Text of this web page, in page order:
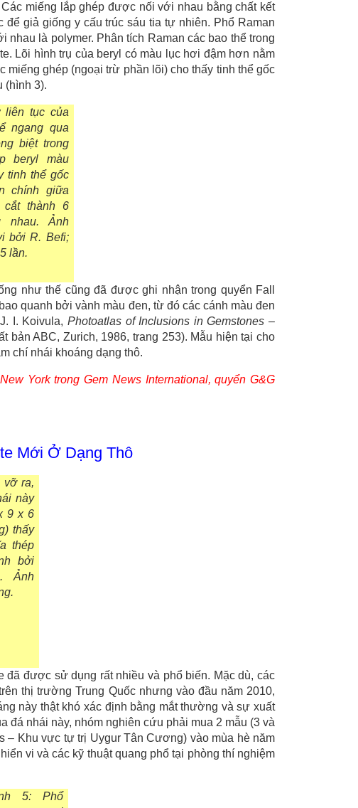
miếng lắp ghép được nối với nhau bằng chất kết
giả giống y cấu trúc sáu tia tự nhiên. Phổ Raman
là polymer. Phân tích Raman các bao thể trong
Lõi hình trụ của beryl có màu lục hơi đậm hơn nằm
ghép (ngoại trừ phần lõi) cho thấy tinh thể gốc
(hình 3).
liên tục của
ngang qua
biệt trong
beryl màu
tinh thể gốc
chính giữa
thành 6
nhau. Ảnh
bởi R. Befi;
lần.
như thế cũng đã được ghi nhận trong quyển Fall
quanh bởi vành màu đen, từ đó các cánh màu đen
I. Koivula,Photoatlas of Inclusions in Gemstones –
bản ABC, Zurich, 1986, trang 253). Mẫu hiện tại cho
chí nhái khoáng dạng thô.
York trong Gem News International, quyển G&G
Mới Ở Dạng Thô
vỡ ra,
này
9 x 6
thấy
thép
bởi
Ảnh
đã được sử dụng rất nhiều và phổ biến. Mặc dù, các
thị trường Trung Quốc nhưng vào đầu năm 2010,
này thật khó xác định bằng mắt thường và sự xuất
đá nhái này, nhóm nghiên cứu phải mua 2 mẫu (3 và
– Khu vực tự trị Uygur Tân Cương) vào mùa hè năm
vi và các kỹ thuật quang phổ tại phòng thí nghiệm
5: Phổ